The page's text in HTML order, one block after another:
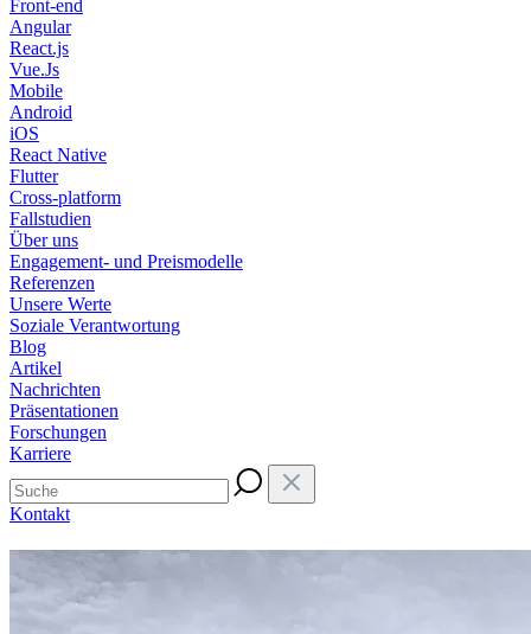
Front-end
Angular
React.js
Vue.Js
Mobile
Android
iOS
React Native
Flutter
Cross-platform
Fallstudien
Über uns
Engagement- und Preismodelle
Referenzen
Unsere Werte
Soziale Verantwortung
Blog
Artikel
Nachrichten
Präsentationen
Forschungen
Karriere
Kontakt